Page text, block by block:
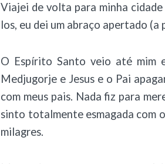
Viajei de volta para minha
los, eu dei um abraço apertado (a
O Espírito Santo veio até mim
Medjugorje e Jesus e o Pai
com meus pais. Nada fiz para
sinto totalmente esmagada com
milagres.